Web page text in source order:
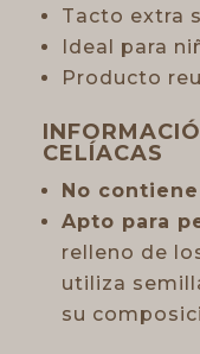
Tacto extra
Ideal para
Producto
CELÍACAS
No
Apto para
relleno de
utiliza
su